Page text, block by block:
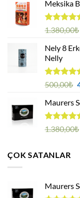
Meksika
5 üzerinden
oy
aldı
1.380,00₺
Nely 8
Nelly
5
oy
aldı
500,00₺
Maurers
5 üzerinden
oy
1.380,00₺
ÇOK SATANLAR
Maurers